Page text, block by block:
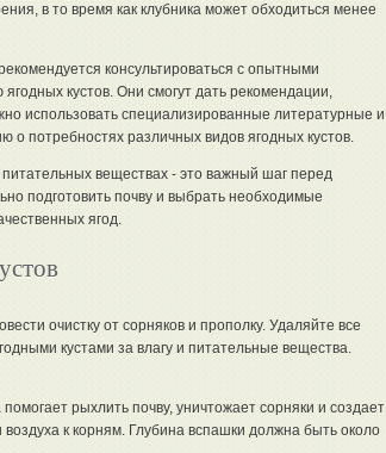
в то время как клубника может обходиться менее
консультироваться с опытными
кустов. Они смогут дать рекомендации,
использовать специализированные литературные и
потребностях различных видов ягодных кустов.
веществах - это важный шаг перед
подготовить почву и выбрать необходимые
ягод.
очистку от сорняков и прополку. Удаляйте все
кустами за влагу и питательные вещества.
рыхлить почву, уничтожает сорняки и создает
к корням. Глубина вспашки должна быть около